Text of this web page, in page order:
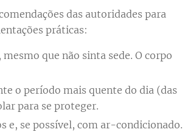
das autoridades para
práticas:
que não sinta sede. O corpo
o período mais quente do dia (das
para se proteger.
e, se possível, com ar-condicionado.